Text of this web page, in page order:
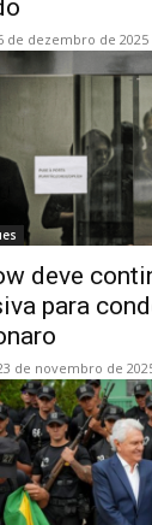
de dezembro de 2025
deve
para
de novembro de